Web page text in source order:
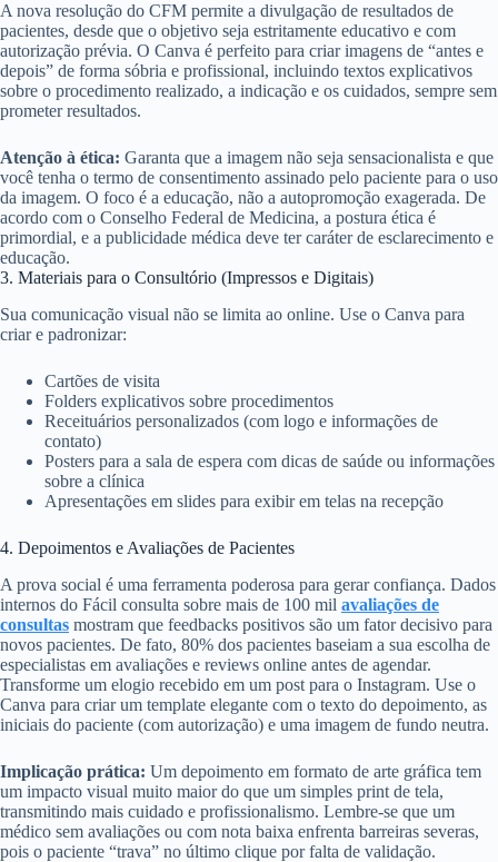
A nova resolução do CFM permite a divulgação de resultados de
pacientes, desde que o objetivo seja estritamente educativo e com
autorização prévia. O Canva é perfeito para criar imagens de “antes e
depois” de forma sóbria e profissional, incluindo textos explicativos
sobre o procedimento realizado, a indicação e os cuidados, sempre sem
prometer resultados.
Atenção à ética: Garanta que a imagem não seja sensacionalista e que
você tenha o termo de consentimento assinado pelo paciente para o uso
da imagem. O foco é a educação, não a autopromoção exagerada. De
acordo com o Conselho Federal de Medicina, a postura ética é
primordial, e a publicidade médica deve ter caráter de esclarecimento e
educação.
3. Materiais para o Consultório (Impressos e Digitais)
Sua comunicação visual não se limita ao online. Use o Canva para
criar e padronizar:
Cartões de visita
Folders explicativos sobre procedimentos
Receituários personalizados (com logo e informações de
contato)
Posters para a sala de espera com dicas de saúde ou informações
sobre a clínica
Apresentações em slides para exibir em telas na recepção
4. Depoimentos e Avaliações de Pacientes
A prova social é uma ferramenta poderosa para gerar confiança. Dados
internos do Fácil consulta sobre mais de 100 mil avaliações de
consultas mostram que feedbacks positivos são um fator decisivo para
novos pacientes. De fato, 80% dos pacientes baseiam a sua escolha de
especialistas em avaliações e reviews online antes de agendar.
Transforme um elogio recebido em um post para o Instagram. Use o
Canva para criar um template elegante com o texto do depoimento, as
iniciais do paciente (com autorização) e uma imagem de fundo neutra.
Implicação prática: Um depoimento em formato de arte gráfica tem
um impacto visual muito maior do que um simples print de tela,
transmitindo mais cuidado e profissionalismo. Lembre-se que um
médico sem avaliações ou com nota baixa enfrenta barreiras severas,
pois o paciente “trava” no último clique por falta de validação.